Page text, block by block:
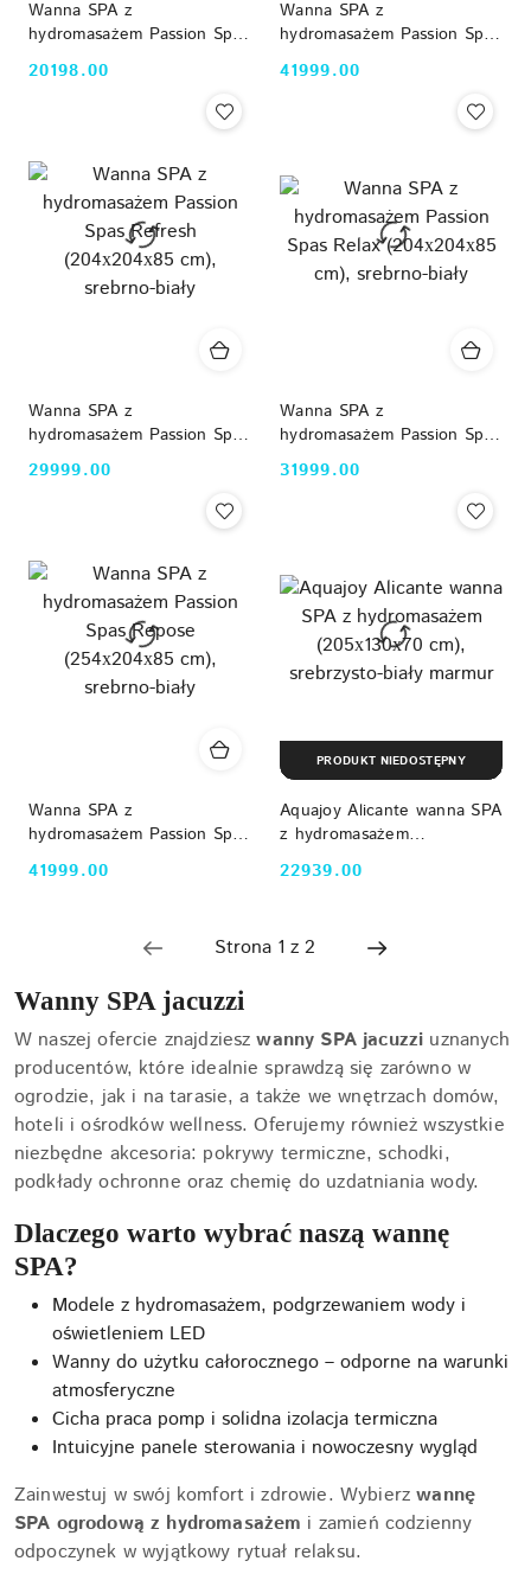
Wanna SPA z
hydromasażem Passion Spas
Malta Luxury (182x72 cm),
biały
Cena:
20198.00
Wanna SPA z
hydromasażem Passion Spas
Pleasure (215х200х91 cm),
srebrno-biały
Cena:
41999.00
Wanna SPA z
hydromasażem Passion Spas
Refresh (204х204х85 cm),
srebrno-biały
Cena:
29999.00
Wanna SPA z
hydromasażem Passion Spas
Relax (204х204х85 cm),
srebrno-biały
Cena:
31999.00
Wanna SPA z
hydromasażem Passion Spas
Repose (254х204х85 cm),
srebrno-biały
Cena:
41999.00
Aquajoy Alicante wanna SPA
z hydromasażem
(205х130х70 cm),
srebrzysto-biały marmur
Cena:
22939.00
PRODUKT NIEDOSTĘPNY
Wanny SPA jacuzzi
W naszej ofercie znajdzieszwanny SPA jacuzzi uznanych
producentów, które idealnie sprawdzą się zarówno w
ogrodzie, jak i na tarasie, a także we wnętrzach domów,
hoteli i ośrodków wellness. Oferujemy również wszystkie
niezbędne akcesoria: pokrywy termiczne, schodki,
podkłady ochronne oraz chemię do uzdatniania wody.
Dlaczego warto wybrać naszą wannę
SPA?
Modele z hydromasażem, podgrzewaniem wody i
oświetleniem LED
Wanny do użytku całorocznego – odporne na warunki
atmosferyczne
Cicha praca pomp i solidna izolacja termiczna
Intuicyjne panele sterowania i nowoczesny wygląd
Zainwestuj w swój komfort i zdrowie. Wybierzwannę
SPA ogrodową z hydromasażem i zamień codzienny
odpoczynek w wyjątkowy rytuał relaksu.